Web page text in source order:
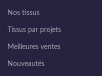
Nos tissus
Tissus par projets
Meilleures ventes
Nouveautés